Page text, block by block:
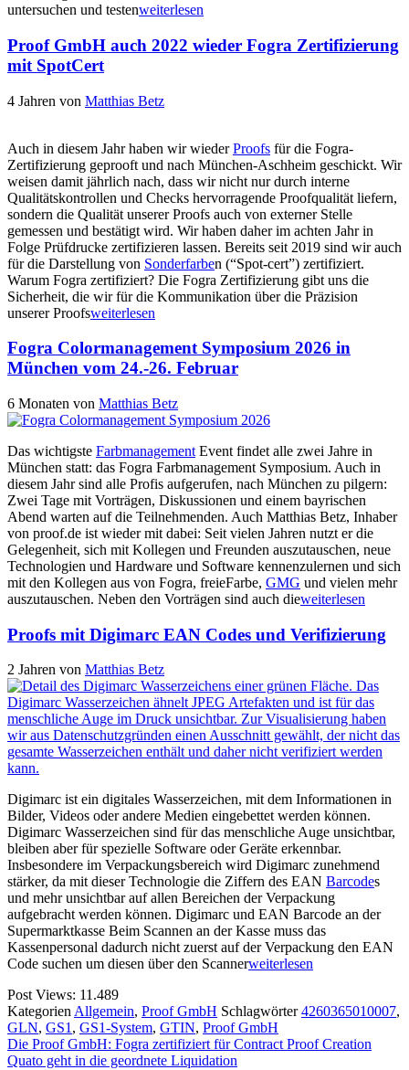
untersuchen und testenweiterlesen
Proof GmbH auch 2022 wieder Fogra Zertifizierung
mit SpotCert
4 Jahren von Matthias Betz
Auch in diesem Jahr haben wir wiederProofs für die Fogra-
Zertifizierung geprooft und nach München-Aschheim geschickt. Wir
weisen damit jährlich nach, dass wir nicht nur durch interne
Qualitätskontrollen und Checks hervorragende Proofqualität liefern,
sondern die Qualität unserer Proofs auch von externer Stelle
gemessen und bestätigt wird. Wir haben daher im achten Jahr in
Folge Prüfdrucke zertifizieren lassen. Bereits seit 2019 sind wir auch
für die Darstellung von Sonderfarben (“Spot-cert”) zertifiziert.
Warum Fogra zertifiziert? Die Fogra Zertifizierung gibt uns die
Sicherheit, die wir für die Kommunikation über die Präzision
unserer Proofsweiterlesen
Fogra Colormanagement Symposium 2026 in
München vom 24.-26. Februar
6 Monaten von Matthias Betz
Das wichtigste Farbmanagement Event findet alle zwei Jahre in
München statt: das Fogra Farbmanagement Symposium. Auch in
diesem Jahr sind alle Profis aufgerufen, nach München zu pilgern:
Zwei Tage mit Vorträgen, Diskussionen und einem bayrischen
Abend warten auf die Teilnehmenden. Auch Matthias Betz, Inhaber
von proof.de ist wieder mit dabei: Seit vielen Jahren nutzt er die
Gelegenheit, sich mit Kollegen und Freunden auszutauschen, neue
Technologien und Hardware und Software kennenzulernen und sich
mit den Kollegen aus von Fogra, freieFarbe, GMG und vielen mehr
auszutauschen. Neben den Vorträgen sind auch dieweiterlesen
Proofs mit Digimarc EAN Codes und Verifizierung
2 Jahren von Matthias Betz
Digimarc ist ein digitales Wasserzeichen, mit dem Informationen in
Bilder, Videos oder andere Medien eingebettet werden können.
Digimarc Wasserzeichen sind für das menschliche Auge unsichtbar,
bleiben aber für spezielle Software oder Geräte erkennbar.
Insbesondere im Verpackungsbereich wird Digimarc zunehmend
stärker, da mit dieser Technologie die Ziffern des EAN Barcodes
und mehr unsichtbar auf allen Bereichen der Verpackung
aufgebracht werden können. Digimarc und EAN Barcode an der
Supermarktkasse Beim Scannen an der Kasse muss das
Kassenpersonal dadurch nicht zuerst auf der Verpackung den EAN
Code suchen um diesen über den Scannerweiterlesen
Post Views: 11.489
Kategorien Allgemein, Proof GmbH Schlagwörter4260365010007,
GLN, GS1 , GS1-System, GTIN, Proof GmbH
Die Proof GmbH: Fogra zertifiziert für Contract Proof Creation
Quato geht in die geordnete Liquidation